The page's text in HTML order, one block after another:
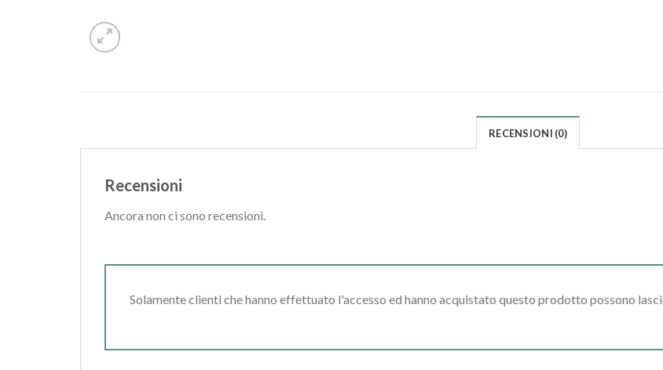
RECENSIONI (0)
Recensioni
Ancora non ci sono recensioni.
Solamente clienti che hanno effettuato l'accesso ed hanno acquistato questo prodotto possono